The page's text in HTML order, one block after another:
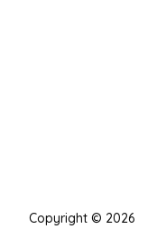
Copyright © 2026